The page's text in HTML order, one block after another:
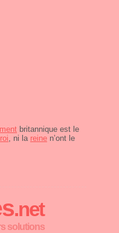
britannique est le
roi , ni la reine n’ont le
.net
solutions